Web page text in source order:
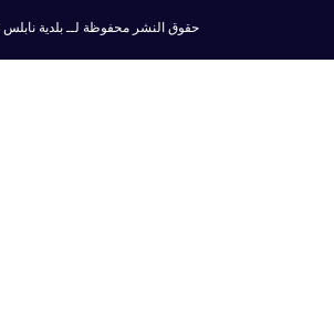
©2016 حقوق النشر محفوظة لــ بلدية نابلس